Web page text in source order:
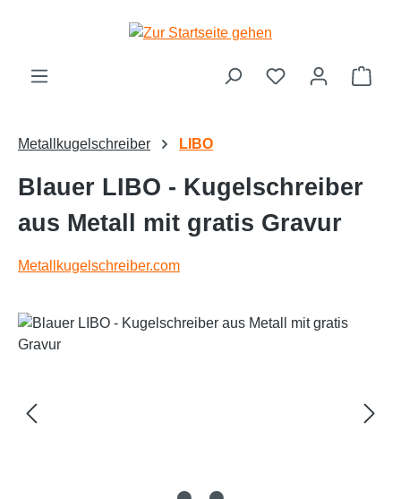
Metallkugelschreiber LIBO
Blauer LIBO - Kugelschreiber
aus Metall mit gratis Gravur
Metallkugelschreiber.com
Bildergalerie überspringen